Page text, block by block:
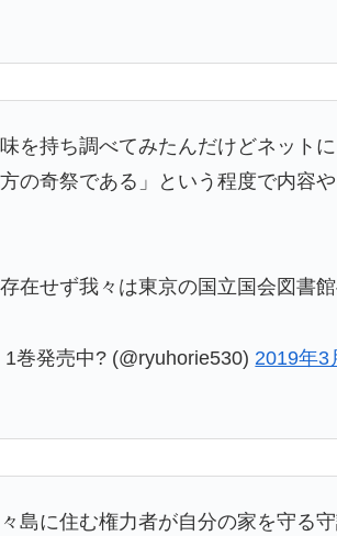
を持ち調べてみたんだけどネット
の奇祭である」という程度で内容
在せず我々は東京の国立国会図書
巻発売中? (@ryuhorie530) 2019年3
島に住む権力者が自分の家を守る